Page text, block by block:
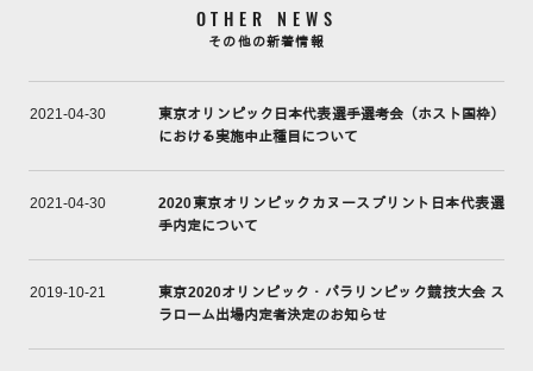
OTHER NEWS
その他の新着情報
2021-04-30
東京オリンピック日本代表選手選考会（ホスト国枠）
における実施中止種目について
2021-04-30
2020東京オリンピックカヌースプリント日本代表選
手内定について
2019-10-21
東京2020オリンピック・パラリンピック競技大会 ス
ラローム出場内定者決定のお知らせ